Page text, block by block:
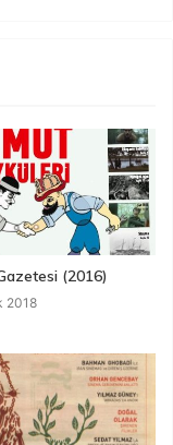
(2016)
2018